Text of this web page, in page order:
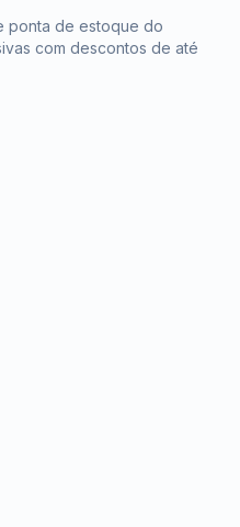
ponta de estoque do
com descontos de até